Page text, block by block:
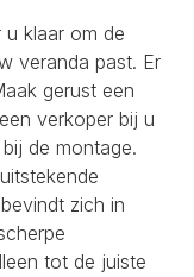
klaar om de
veranda past. Er
gerust een
verkoper bij u
de montage.
zich in
tot de juiste